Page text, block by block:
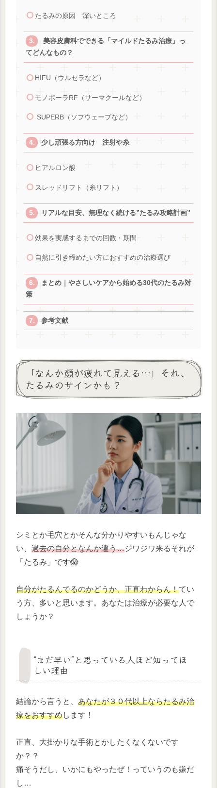
たるみの原因 深いところ
美容皮膚科でできる「マイルドたるみ治療」っ
てどんなもの？
HIFU（ウルセラなど）
モノポーラRF（サーマクールなど）
SUPERB（ソフウェーブなど）
少し頑張る方向け 注射や糸
ヒアルロン酸
スレッドリフト（糸リフト）
リアルな目安、無理なく続ける”たるみ攻略計画”
効果を実感するまでの回数・期間
自然に引き締めたい方におすすめの治療選び
まとめ｜やさしいケアから始める30代のたるみ対
策
参考文献
「なんか顔が疲れて見える…」それ、
たるみのサインかも？
シミとか毛穴とかそんな分かりやすいもんじゃな
い、 過去の自分となんか違う…ジワジワ来るそれが
「たるみ」です😱
自分がたるんでるのかどうか、正直わからん！てい
う方、多いと思います。あなたは治療が必要な人で
しょうか？
“まだ早い”と思っている人ほど知ってほ
しい理由
結論から言うと、 あなたが３０代以上ならたるみ治
療をおすすめします！
正直、大掛かりな手術とかしたくなくないです
か？？
痛そうだし、いかにもやったぜ！っていうのも嫌だ
し…